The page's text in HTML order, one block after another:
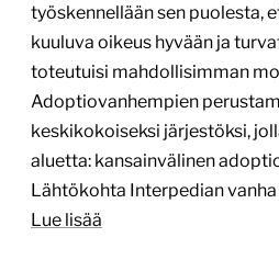
työskennellään sen puolesta,
kuuluva oikeus hyvään ja
toteutuisi mahdollisimman
Adoptiovanhempien
keskikokoiseksi järjestöksi,
aluetta: kansainvälinen
Lähtökohta Interpedian
Lue lisää